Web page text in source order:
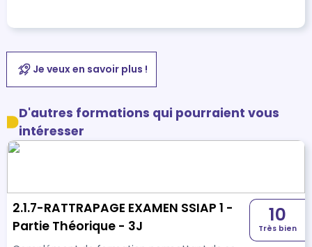
Je veux en savoir plus !
D'autres formations qui pourraient vous
intéresser
2.1.7-RATTRAPAGE EXAMEN SSIAP 1 -
Partie Théorique - 3J
10
Très bien